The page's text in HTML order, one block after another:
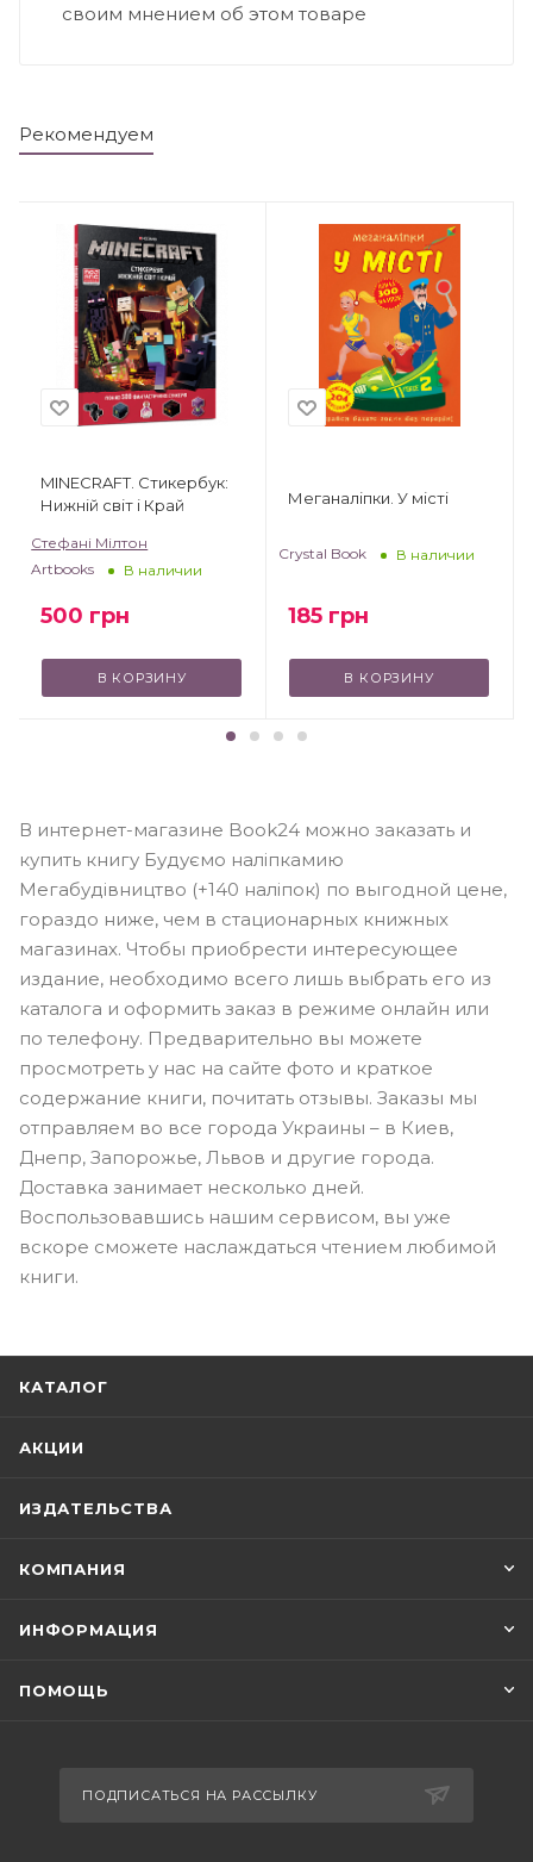
своим мнением об этом товаре
Рекомендуем
MINECRAFT. Стикербук:
Нижній світ і Край
Стефані Мілтон
Artbooks
В наличии
500 грн
В КОРЗИНУ
Меганаліпки. У місті
Crystal Book В наличии
185 грн
В КОРЗИНУ
В интернет-магазине Book24 можно заказать и
купить книгу Будуємо наліпкамию
Мегабудівництво (+140 наліпок) по выгодной цене,
гораздо ниже, чем в стационарных книжных
магазинах. Чтобы приобрести интересующее
издание, необходимо всего лишь выбрать его из
каталога и оформить заказ в режиме онлайн или
по телефону. Предварительно вы можете
просмотреть у нас на сайте фото и краткое
содержание книги, почитать отзывы. Заказы мы
отправляем во все города Украины – в Киев,
Днепр, Запорожье, Львов и другие города.
Доставка занимает несколько дней.
Воспользовавшись нашим сервисом, вы уже
вскоре сможете наслаждаться чтением любимой
книги.
КАТАЛОГ
АКЦИИ
ИЗДАТЕЛЬСТВА
КОМПАНИЯ
ИНФОРМАЦИЯ
ПОМОЩЬ
ПОДПИСАТЬСЯ НА РАССЫЛКУ